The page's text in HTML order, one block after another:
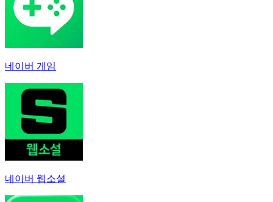
네이버 게임
네이버 웹소설